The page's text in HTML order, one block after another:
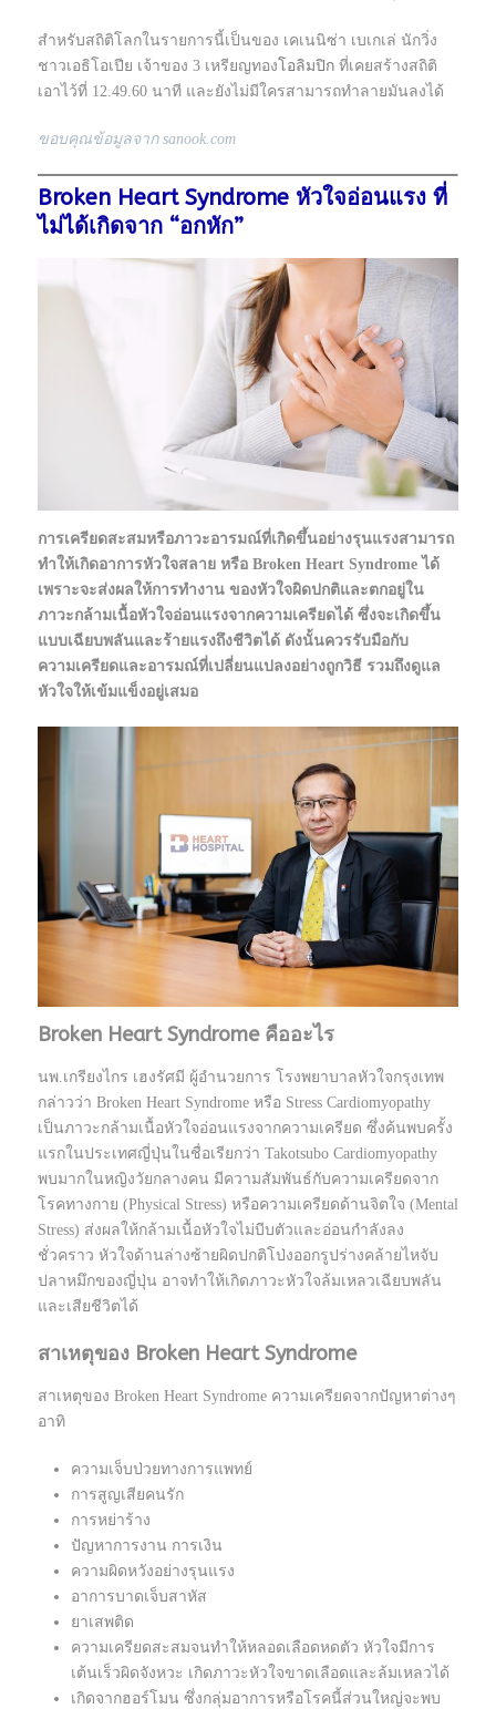
สำหรับสถิติโลกในรายการนี้เป็นของ เคเนนิซ่า เบเกเล่ นักวิ่ง
ชาวเอธิโอเปีย เจ้าของ 3 เหรียญทอง โอลิมปิก ที่เคยสร้างสถิติ
เอาไว้ที่ 12.49.60 นาที และยังไม่มีใครสามารถทำลายมันลงได้
ขอบคุณข้อมูลจาก sanook.com
Broken Heart Syndrome หัวใจอ่อนแรง ที่
ไม่ได้เกิดจาก “อกหัก”
การเครียดสะสมหรือภาวะอารมณ์ที่เกิดขึ้นอย่างรุนแรงสามารถ
ทำให้เกิดอาการหัวใจสลาย หรือ Broken Heart Syndrome ได้
เพราะจะส่งผลให้การทำงาน ของหัวใจผิดปกติและตกอยู่ใน
ภาวะกล้ามเนื้อหัวใจอ่อนแรงจากความเครียดได้ ซึ่งจะเกิดขึ้น
แบบเฉียบพลันและร้ายแรงถึงชีวิตได้ ดังนั้นควรรับมือกับ
ความเครียดและอารมณ์ที่เปลี่ยนแปลงอย่างถูกวิธี รวมถึงดูแล
หัวใจให้เข้มแข็งอยู่เสมอ
Broken Heart Syndrome คืออะไร
นพ.เกรียงไกร เฮงรัศมี ผู้อำนวยการ โรงพยาบาลหัวใจกรุงเทพ
กล่าวว่า Broken Heart Syndrome หรือ Stress Cardiomyopathy
เป็นภาวะกล้ามเนื้อหัวใจอ่อนแรงจากความเครียด ซึ่งค้นพบครั้ง
แรกในประเทศญี่ปุ่นในชื่อเรียกว่า Takotsubo Cardiomyopathy
พบมากในหญิงวัยกลางคน มีความสัมพันธ์กับความเครียดจาก
โรคทางกาย (Physical Stress) หรือความเครียดด้านจิตใจ (Mental
Stress) ส่งผลให้กล้ามเนื้อหัวใจไม่บีบตัวและอ่อนกำลังลง
ชั่วคราว หัวใจด้านล่างซ้ายผิดปกติโป่งออกรูปร่างคล้ายไหจับ
ปลาหมึกของญี่ปุ่น อาจทำให้เกิดภาวะหัวใจล้มเหลวเฉียบพลัน
และเสียชีวิตได้
สาเหตุของ Broken Heart Syndrome
สาเหตุของ Broken Heart Syndrome ความเครียดจากปัญหาต่างๆ
อาทิ
ความเจ็บป่วยทางการแพทย์
การสูญเสียคนรัก
การหย่าร้าง
ปัญหาการงาน การเงิน
ความผิดหวังอย่างรุนแรง
อาการบาดเจ็บสาหัส
ยาเสพติด
ความเครียดสะสมจนทำให้หลอดเลือดหดตัว หัวใจมีการ
เต้นเร็วผิดจังหวะ เกิดภาวะหัวใจขาดเลือดและล้มเหลวได้
เกิดจากฮอร์โมน ซึ่งกลุ่มอาการหรือโรคนี้ส่วนใหญ่จะพบ